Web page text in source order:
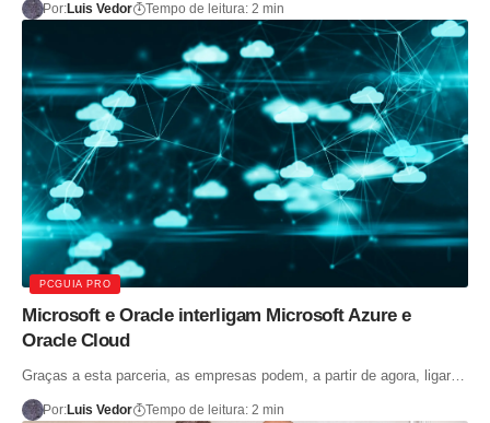
Por:Luis Vedor Tempo de leitura: 2 min
PCGUIA PRO
Microsoft e Oracle interligam Microsoft Azure e
Oracle Cloud
Graças a esta parceria, as empresas podem, a partir de agora, ligar…
Por:Luis Vedor Tempo de leitura: 2 min